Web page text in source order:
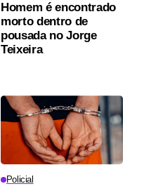
Homem é encontrado
morto dentro de
pousada no Jorge
Teixeira
Policial